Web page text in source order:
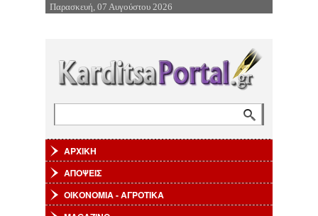
Επιστροφή στην Πλοήγηση
Παρασκευή, 07 Αυγούστου 2026
ΑΡΧΙΚΗ
ΑΠΟΨΕΙΣ
ΟΙΚΟΝΟΜΙΑ - ΑΓΡΟΤΙΚΑ